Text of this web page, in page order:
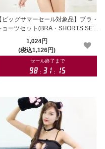
【ビッグサマーセール対象品】ブラ・
ョーツセット(BRA・SHORTS SET)
1,024円
(税込1,126円)